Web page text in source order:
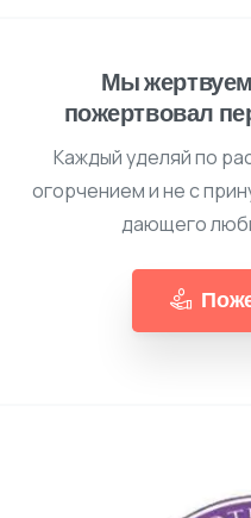
Мы
пожертвовал
Каждый уделяй по
огорчением и не с
дающего